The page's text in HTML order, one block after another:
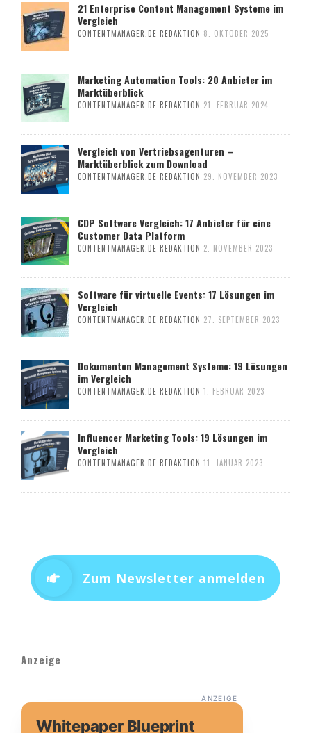
21 Enterprise Content Management Systeme im
Vergleich
CONTENTMANAGER.DE REDAKTION 8. OKTOBER 2025
Marketing Automation Tools: 20 Anbieter im
Marktüberblick
CONTENTMANAGER.DE REDAKTION 21. FEBRUAR 2024
Vergleich von Vertriebsagenturen –
Marktüberblick zum Download
CONTENTMANAGER.DE REDAKTION 29. NOVEMBER 2023
CDP Software Vergleich: 17 Anbieter für eine
Customer Data Platform
CONTENTMANAGER.DE REDAKTION 2. NOVEMBER 2023
Software für virtuelle Events: 17 Lösungen im
Vergleich
CONTENTMANAGER.DE REDAKTION 27. SEPTEMBER 2023
Dokumenten Management Systeme: 19 Lösungen
im Vergleich
CONTENTMANAGER.DE REDAKTION 1. FEBRUAR 2023
Influencer Marketing Tools: 19 Lösungen im
Vergleich
CONTENTMANAGER.DE REDAKTION 11. JANUAR 2023
Zum Newsletter anmelden
Anzeige